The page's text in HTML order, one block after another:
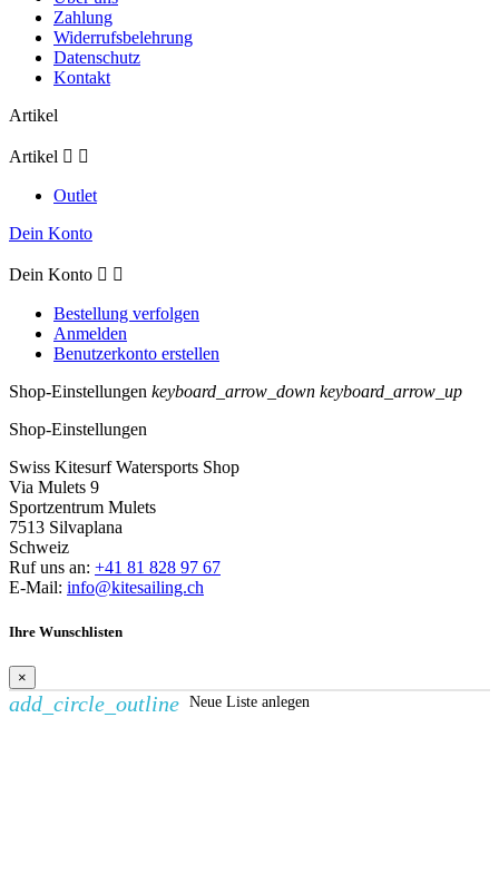
Zahlung
Widerrufsbelehrung
Datenschutz
Kontakt
Artikel
Artikel  
Outlet
Dein Konto
Dein Konto  
Bestellung verfolgen
Anmelden
Benutzerkonto erstellen
Shop-Einstellungen keyboard_arrow_down keyboard_arrow_up
Shop-Einstellungen
Swiss Kitesurf Watersports Shop
Via Mulets 9
Sportzentrum Mulets
7513 Silvaplana
Schweiz
Ruf uns an: +41 81 828 97 67
E-Mail: info@kitesailing.ch
Ihre Wunschlisten
×
add_circle_outline Neue Liste anlegen